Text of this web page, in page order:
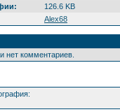
126.6 KB
Alex68
нет комментариев.